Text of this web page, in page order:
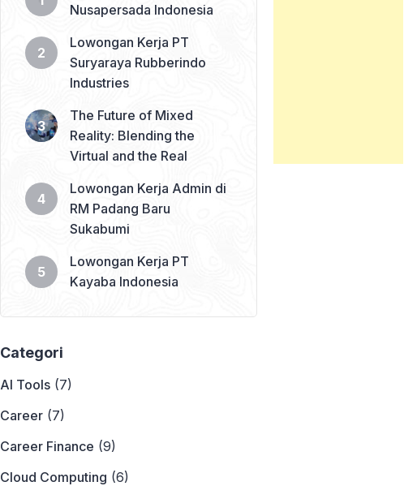
Nusapersada Indonesia
Lowongan Kerja PT
Suryaraya Rubberindo
Industries
The Future of Mixed
Reality: Blending the
Virtual and the Real
Lowongan Kerja Admin di
RM Padang Baru
Sukabumi
Lowongan Kerja PT
Kayaba Indonesia
Categori
AI Tools (7)
Career (7)
Career Finance (9)
Cloud Computing (6)